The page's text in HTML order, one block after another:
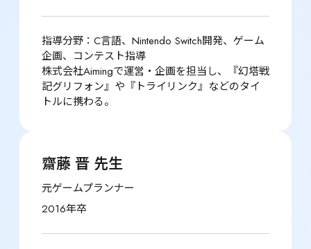
指導分野：C言語、Nintendo Switch開発、ゲーム
企画、コンテスト指導
株式会社Aimingで運営・企画を担当し、『幻塔戦
記グリフォン』や『トライリンク』などのタイ
トルに携わる。
齋藤 晋 先生
元ゲームプランナー
2016年卒